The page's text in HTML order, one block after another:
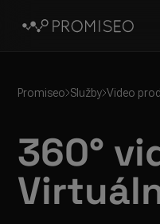
Promiseo Služby Video
360°